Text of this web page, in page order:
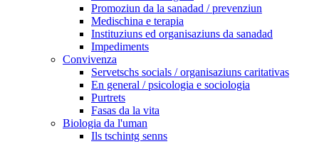
Promoziun da la sanadad / prevenziun
Medischina e terapia
Instituziuns ed organisaziuns da sanadad
Impediments
Convivenza
Servetschs socials / organisaziuns caritativas
En general / psicologia e sociologia
Purtrets
Fasas da la vita
Biologia da l'uman
Ils tschintg senns